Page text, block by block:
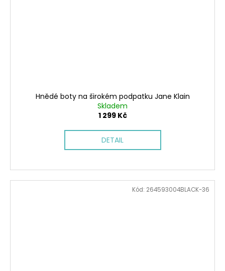
Hnědé boty na širokém podpatku Jane Klain
Skladem
1 299 Kč
DETAIL
Kód: 264593004BLACK-36